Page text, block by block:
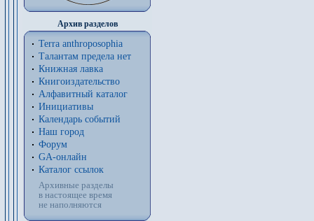
Архив разделов
Terra anthroposophia
Талантам предела нет
Книжная лавка
Книгоиздательство
Алфавитный каталог
Инициативы
Календарь событий
Наш город
Форум
GA-онлайн
Каталог ссылок
Архивные разделы
в настоящее время
не наполняются